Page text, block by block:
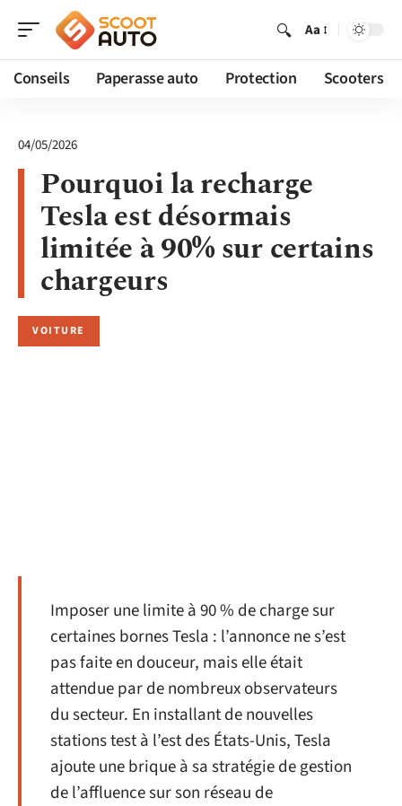
Aa
Conseils Paperasse auto Protection Scooters
04/05/2026
Pourquoi la recharge
Tesla est désormais
limitée à 90% sur certains
chargeurs
VOITURE
Imposer une limite à 90 % de charge sur
certaines bornes Tesla : l’annonce ne s’est
pas faite en douceur, mais elle était
attendue par de nombreux observateurs
du secteur. En installant de nouvelles
stations test à l’est des États-Unis, Tesla
ajoute une brique à sa stratégie de gestion
de l’affluence sur son réseau de